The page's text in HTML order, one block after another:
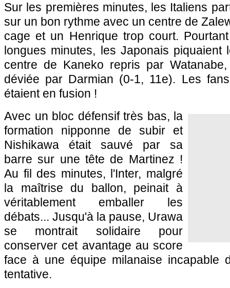
Sur les premières minutes, les Italiens
sur un bon rythme avec un centre de
cage et un Henrique trop court.
longues minutes, les Japonais piquaient
centre de Kaneko repris par
déviée par Darmian (0-1, 11e). Les
étaient en fusion !
Avec un bloc défensif très bas, la
formation nipponne de subir et
Nishikawa était sauvé par sa
barre sur une tête de Martinez !
Au fil des minutes, l'Inter, malgré
la maîtrise du ballon, peinait à
véritablement emballer les
débats... Jusqu'à la pause, Urawa
se montrait solidaire pour
conserver cet avantage au score
face à une équipe milanaise incapable
tentative.